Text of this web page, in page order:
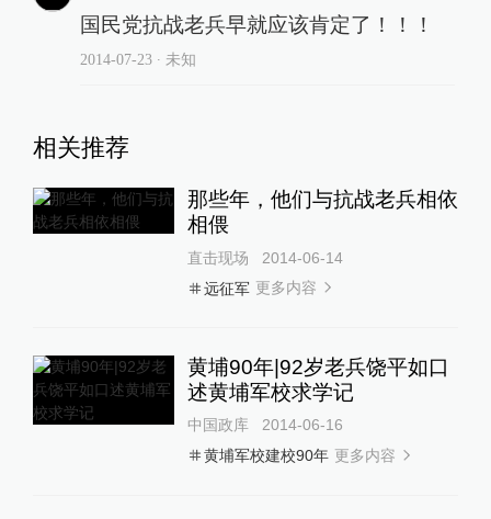
国民党抗战老兵早就应该肯定了！！！
2014-07-23∙ 未知
相关推荐
那些年，他们与抗战老兵相依
相偎
直击现场
2014-06-14
远征军 更多内容
黄埔90年|92岁老兵饶平如口
述黄埔军校求学记
中国政库
2014-06-16
黄埔军校建校90年 更多内容